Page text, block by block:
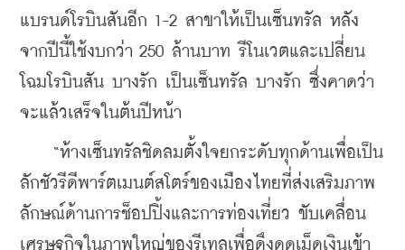
แบรนด์โรบินสันอีก 1-2 สาขาให้เป็นเซ็นทรัล หลัง
จากปีนี้ใช้งบกว่า 250 ล้านบาท รีโนเวตและเปลี่ยน
โฉมโรบินสัน บางรัก เป็นเซ็นทรัล บางรัก ซึ่งคาดว่า
จะแล้วเสร็จในต้นปีหน้า
“ห้างเซ็นทรัลชิดลมตั้งใจยกระดับทุกด้านเพื่อเป็น
ลักชัวรีดีพาร์ตเมนต์สโตร์ของเมืองไทยที่ส่งเสริมภาพ
ลักษณ์ด้านการช็อปปิ้งและการท่องเที่ยว ขับเคลื่อน
เศรษฐกิจในภาพใหญ่ของรีเทลเพื่อดึงดูดเม็ดเงินเข้า